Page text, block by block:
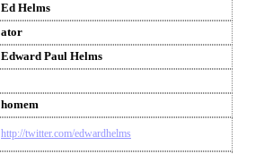
Ed Helms
ator
Edward Paul Helms
homem
http://twitter.com/edwardhelms